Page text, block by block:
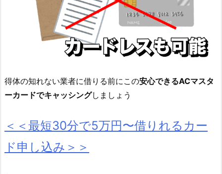
得体の知れない業者に借りる前にこの安心できるACマスタ
ーカードでキャッシングしましょう
＜＜最短30分で5万円〜借りれるカー
ド申し込み＞＞